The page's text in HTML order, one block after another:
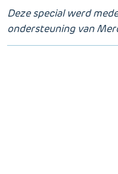
Deze special werd
ondersteuning van